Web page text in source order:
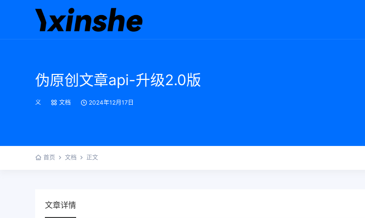
伪原创文章api-升级2.0版
义 文档 2024年12月17日
首页 文档 正文
文章详情